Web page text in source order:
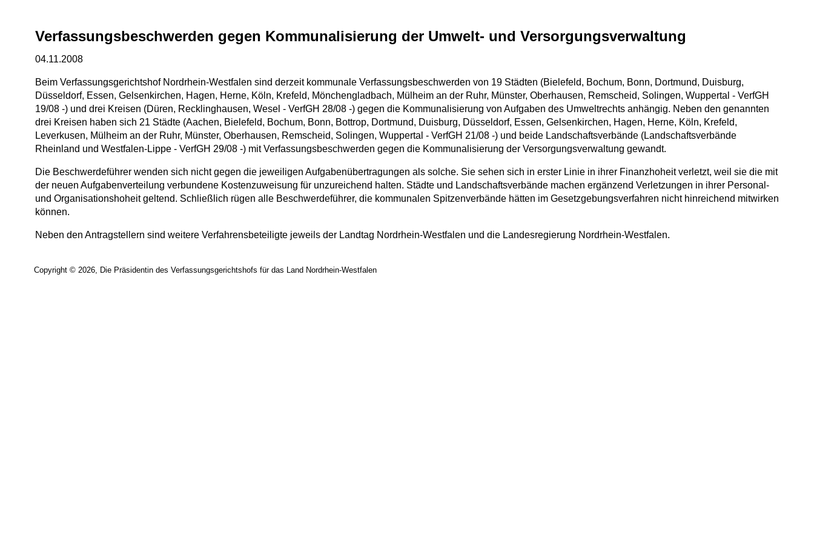
Verfassungsbeschwerden gegen Kommunalisierung der Umwelt- und Versorgungsverwaltung
04.11.2008
Beim Verfassungsgerichtshof Nordrhein-Westfalen sind derzeit kommunale Verfassungsbeschwerden von 19 Städten (Bielefeld, Bochum, Bonn, Dortmund, Duisburg,
Düsseldorf, Essen, Gelsenkirchen, Hagen, Herne, Köln, Krefeld, Mönchengladbach, Mülheim an der Ruhr, Münster, Oberhausen, Remscheid, Solingen, Wuppertal - VerfGH
19/08 -) und drei Kreisen (Düren, Recklinghausen, Wesel - VerfGH 28/08 -) gegen die Kommunalisierung von Aufgaben des Umweltrechts anhängig. Neben den genannten
drei Kreisen haben sich 21 Städte (Aachen, Bielefeld, Bochum, Bonn, Bottrop, Dortmund, Duisburg, Düsseldorf, Essen, Gelsenkirchen, Hagen, Herne, Köln, Krefeld,
Leverkusen, Mülheim an der Ruhr, Münster, Oberhausen, Remscheid, Solingen, Wuppertal - VerfGH 21/08 -) und beide Landschaftsverbände (Landschaftsverbände
Rheinland und Westfalen-Lippe - VerfGH 29/08 -) mit Verfassungsbeschwerden gegen die Kommunalisierung der Versorgungsverwaltung gewandt.
Die Beschwerdeführer wenden sich nicht gegen die jeweiligen Aufgabenübertragungen als solche. Sie sehen sich in erster Linie in ihrer Finanzhoheit verletzt, weil sie die mit
der neuen Aufgabenverteilung verbundene Kostenzuweisung für unzureichend halten. Städte und Landschaftsverbände machen ergänzend Verletzungen in ihrer Personal-
und Organisationshoheit geltend. Schließlich rügen alle Beschwerdeführer, die kommunalen Spitzenverbände hätten im Gesetzgebungsverfahren nicht hinreichend mitwirken
können.
Neben den Antragstellern sind weitere Verfahrensbeteiligte jeweils der Landtag Nordrhein-Westfalen und die Landesregierung Nordrhein-Westfalen.
Copyright © 2026, Die Präsidentin des Verfassungsgerichtshofs für das Land Nordrhein-Westfalen